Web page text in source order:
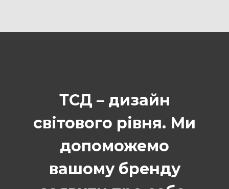
ТСД – дизайн
світового рівня. Ми
допоможемо
вашому бренду